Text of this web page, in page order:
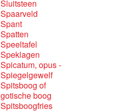
Sluitsteen
Spaarveld
Spant
Spatten
Speeltafel
Speklagen
Spicatum, opus -
Spiegelgewelf
Spitsboog of
gotische boog
Spitsboogfries